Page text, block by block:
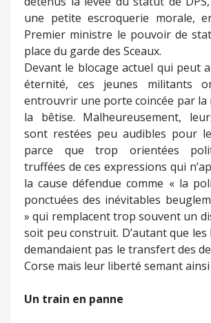
une petite escroquerie morale,
Premier ministre le pouvoir de
place du garde des Sceaux.
Devant le blocage actuel qui peut
éternité, ces jeunes militants
entrouvrir une porte coincée par la
la bêtise. Malheureusement,
sont restées peu audibles pour
parce que trop orientées
truffées de ces expressions qui
la cause défendue comme « la
ponctuées des inévitables
» qui remplacent trop souvent un
soit peu construit. D’autant que
demandaient pas le transfert des
Corse mais leur liberté semant
Un train en panne